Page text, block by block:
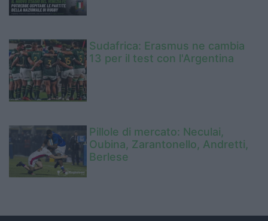
Sudafrica: Erasmus ne cambia
13 per il test con l'Argentina
Pillole di mercato: Neculai,
Oubina, Zarantonello, Andretti,
Berlese